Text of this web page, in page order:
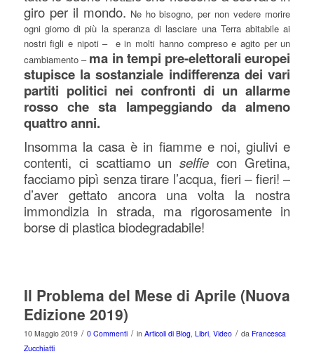
giro per il mondo. Ne ho bisogno, per non vedere morire
ogni giorno di più la speranza di lasciare una Terra abitabile ai
nostri figli e nipoti – e in molti hanno compreso e agito per un
cambiamento – ma in tempi pre-elettorali europei
stupisce la sostanziale indifferenza dei vari
partiti politici nei confronti di un allarme
rosso che sta lampeggiando da almeno
quattro anni.
Insomma la casa è in fiamme e noi, giulivi e
contenti, ci scattiamo unselfie con Gretina,
facciamo pipì senza tirare l’acqua, fieri – fieri! –
d’aver gettato ancora una volta la nostra
immondizia in strada, ma rigorosamente in
borse di plastica biodegradabile!
Il Problema del Mese di Aprile (Nuova
Edizione 2019)
10 Maggio 2019 / 0 Commenti / in Articoli di Blog, Libri, Video / da Francesca
Zucchiatti